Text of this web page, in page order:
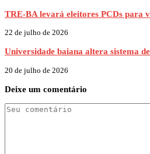
TRE-BA levará eleitores PCDs para
22 de julho de 2026
Universidade baiana altera sistema
20 de julho de 2026
Deixe um comentário